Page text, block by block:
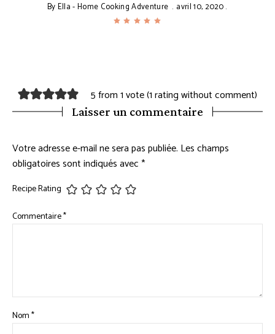
ByElla - Home Cooking Adventure avril 10, 2020
5 from 1 vote (1 rating without comment)
Laisser un commentaire
Votre adresse e-mail ne sera pas publiée. Les champs
obligatoires sont indiqués avec*
Recipe Rating
Commentaire*
Nom*